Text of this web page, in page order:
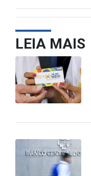
LEIA MAIS